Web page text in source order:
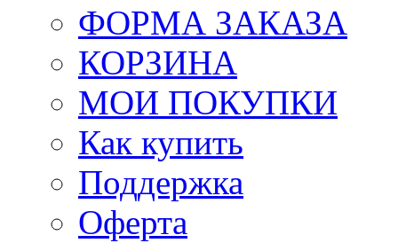
ФОРМА ЗАКАЗА
КОРЗИНА
МОИ ПОКУПКИ
Как купить
Поддержка
Оферта